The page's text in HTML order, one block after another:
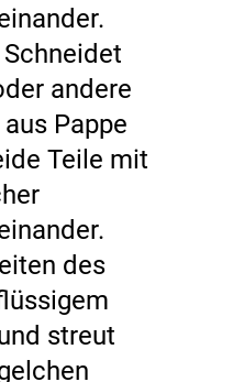
Schneidet
andere
Pappe
Teile mit
des
streut